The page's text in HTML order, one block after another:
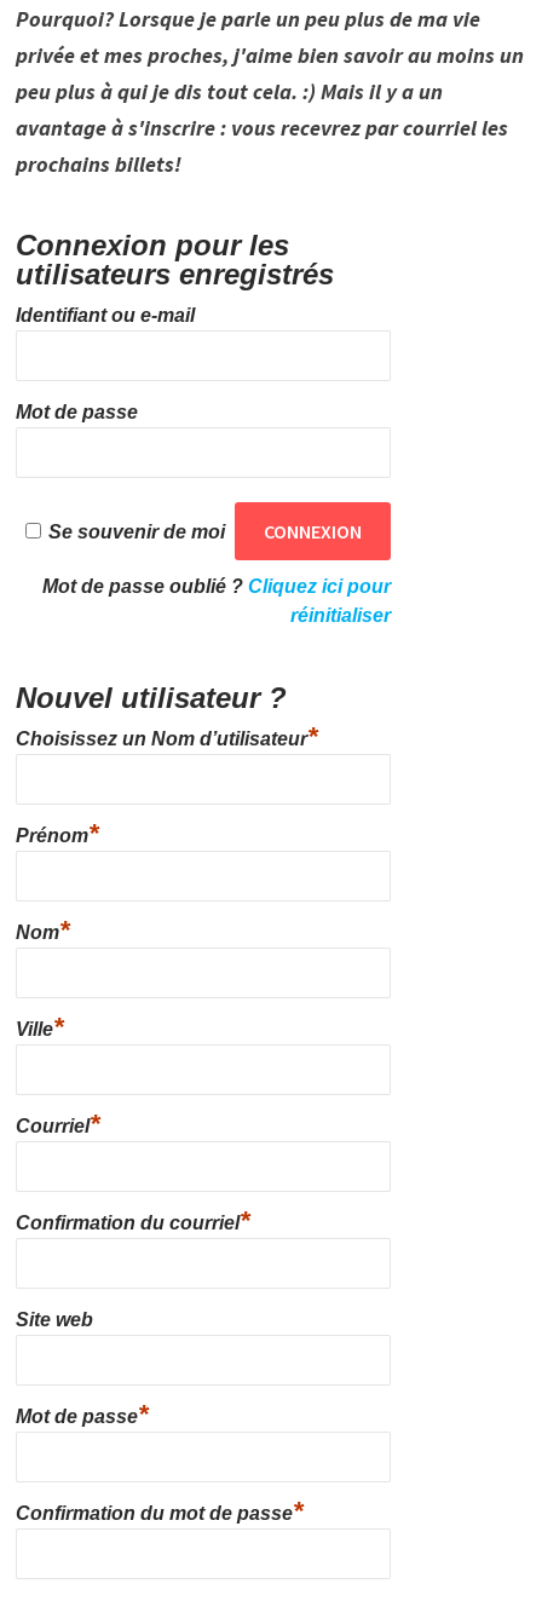
Pourquoi? Lorsque je parle un peu plus de ma vie
privée et mes proches, j'aime bien savoir au moins un
peu plus à qui je dis tout cela. :) Mais il y a un
avantage à s'inscrire : vous recevrez par courriel les
prochains billets!
Connexion pour les
utilisateurs enregistrés
Identifiant ou e-mail
Mot de passe
Se souvenir de moi
Mot de passe oublié ?Cliquez ici pour
réinitialiser
Nouvel utilisateur ?
Choisissez un Nom d’utilisateur*
Prénom*
Nom*
Ville*
Courriel*
Confirmation du courriel*
Site web
Mot de passe*
Confirmation du mot de passe*